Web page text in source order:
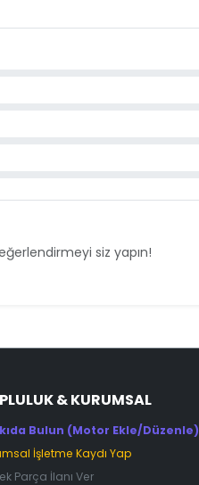
siz yapın!
& KURUMSAL
Bulun (Motor Ekle/Düzenle)
İşletme Kaydı Yap
Parça İlanı Ver